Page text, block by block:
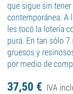
que sigue sin
contemporánea. A
les tocó la lotería
pura. En tan sólo
gruesos y
por medio de
37,50 € IVA